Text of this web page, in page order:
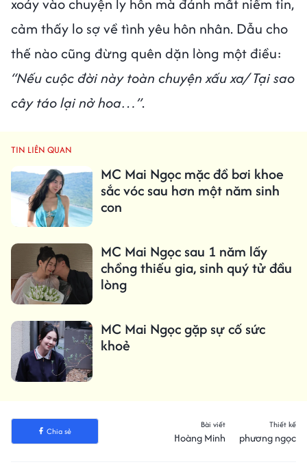
cảm thấy lo sợ về tình yêu hôn nhân. Dẫu cho
thế nào cũng đừng quên dặn lòng một điều:
“Nếu cuộc đời này toàn chuyện xấu xa/ Tại sao
cây táo lại nở hoa…”.
TIN LIÊN QUAN
MC Mai Ngọc mặc đồ bơi khoe
sắc vóc sau hơn một năm sinh
con
MC Mai Ngọc sau 1 năm lấy
chồng thiếu gia, sinh quý tử đầu
lòng
MC Mai Ngọc gặp sự cố sức
khoẻ
Chia sẻ
Bài viết
Hoàng Minh
Thiết kế
phương ngọc